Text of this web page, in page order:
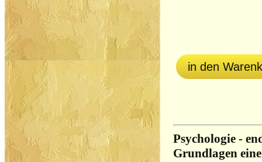
in den
Psychologie -
Grundlagen